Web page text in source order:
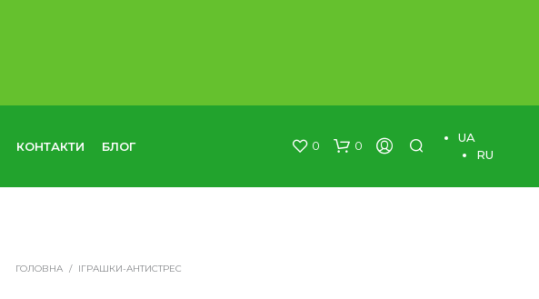
КОНТАКТИ БЛОГ 0 0
UA
RU
ГОЛОВНА / ІГРАШКИ-АНТИСТРЕС